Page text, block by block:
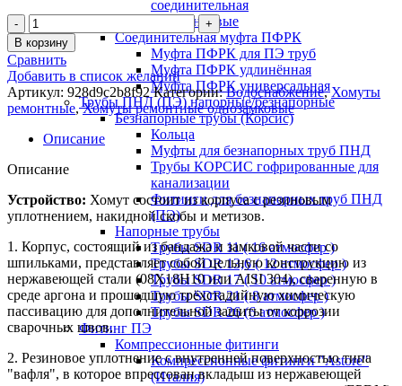
соединительная
Седелки фланцевые
Соединительная муфта ПФРК
Муфта ПФРК для ПЭ труб
Муфта ПФРК удлинённая
Муфта ПФРК универсальная
Трубы ПНД (ПЭ) напорные/безнапорные
Безнапорные трубы (Корсис)
Кольца
Муфты для безнапорных труб ПНД
Трубы КОРСИС гофрированные для
канализации
Фитинги для безнапорных труб ПНД
(ПЭ)
Напорные трубы
Трубы SDR 11 ( 16 атмосфер )
Трубы SDR 13,6 ( 12 атмосфер )
Трубы SDR 17 ( 10 атмосфер )
Трубы SDR 21 ( 8 атмосфер )
Трубы SDR 26 (6 атмосфер )
Фитинг ПЭ
Компрессионные фитинги
Компрессионные фитинги "Astore"
(Италия)
В корзину
Сравнить
Добавить в список желаний
Артикул: 928d9c2b8f92Категории: Водоснабжение, Хомуты
ремонтные, Хомуты ремонтные однозамковые
Описание
Описание
Устройство: Хомут состоит из корпуса с резиновым
уплотнением, накидной скобы и метизов.
1. Корпус, состоящий из бандажа и замковой части со
шпильками, представляет собой цельную конструкцию из
нержавеющей стали (08Х18Н10 или AISI 304), сваренную в
среде аргона и прошедшую трёхстадийную химическую
пассивацию для дополнительной защиты от коррозии
сварочных швов.
2. Резиновое уплотнение с внутренней поверхностью типа
"вафля", в которое впрессован вкладыш из нержавеющей